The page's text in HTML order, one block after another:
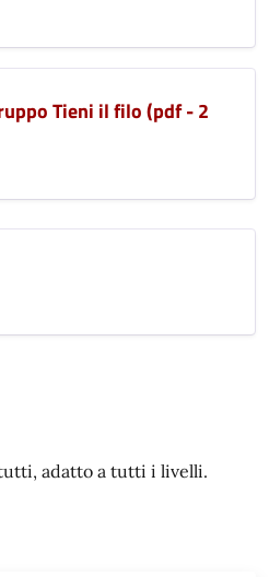
Tieni il filo (pdf - 2
adatto a tutti i livelli.